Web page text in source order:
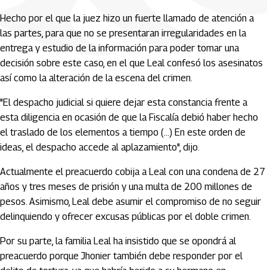
Hecho por el que la juez hizo un fuerte llamado de atención a
las partes, para que no se presentaran irregularidades en la
entrega y estudio de la información para poder tomar una
decisión sobre este caso, en el que Leal confesó los asesinatos
así como la alteración de la escena del crimen.
"El despacho judicial si quiere dejar esta constancia frente a
esta diligencia en ocasión de que la Fiscalía debió haber hecho
el traslado de los elementos a tiempo (...) En este orden de
ideas, el despacho accede al aplazamiento", dijo.
Actualmente el preacuerdo cobija a Leal con una condena de 27
años y tres meses de prisión y una multa de 200 millones de
pesos. Asimismo, Leal debe asumir el compromiso de no seguir
delinquiendo y ofrecer excusas públicas por el doble crimen.
Por su parte, la familia Leal ha insistido que se opondrá al
preacuerdo porque Jhonier también debe responder por el